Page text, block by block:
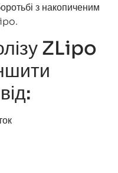
з накопиченим
ZLipo